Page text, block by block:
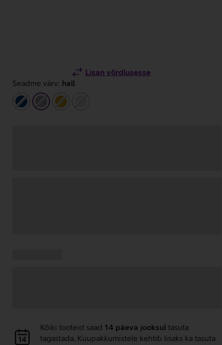
Lisan võrdlusesse
Seadme värv: hall
tumesinine
hall kuldnehõbedane
Andmete
laadimine
Kõiki tooteid saad 14 päeva jooksul tasuta
tagastada. Kuupakkumistele kehtib lisaks ka tasuta